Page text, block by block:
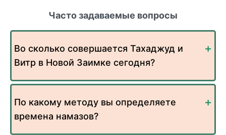
Часто задаваемые вопросы
Во сколько совершается Тахаджуд и
Витр в Новой Заимке сегодня?
По какому методу вы определяете
времена намазов?